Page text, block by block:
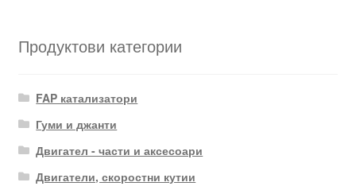
Продуктови категории
FAP катализатори
Гуми и джанти
Двигател - части и аксесоари
Двигатели, скоростни кутии